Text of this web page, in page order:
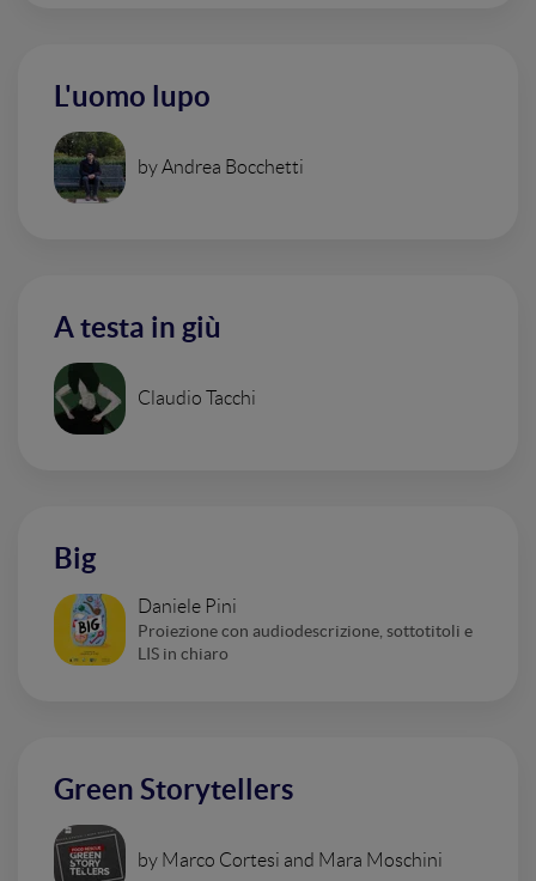
L'uomo lupo
by Andrea Bocchetti
A testa in giù
Claudio Tacchi
Big
Daniele Pini
Proiezione con audiodescrizione, sottotitoli e
LIS in chiaro
Green Storytellers
by Marco Cortesi and Mara Moschini